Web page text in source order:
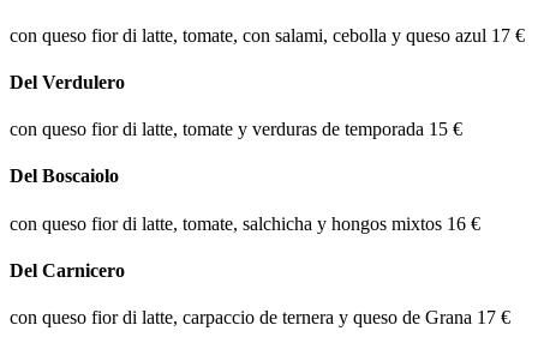
con queso fior di latte, tomate, con salami, cebolla y queso azul 17 €
Del Verdulero
con queso fior di latte, tomate y verduras de temporada 15 €
Del Boscaiolo
con queso fior di latte, tomate, salchicha y hongos mixtos 16 €
Del Carnicero
con queso fior di latte, carpaccio de ternera y queso de Grana 17 €